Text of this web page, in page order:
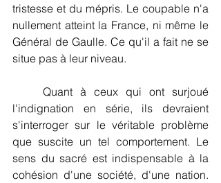
tristesse et du mépris. Le coupable n'a
nullement atteint la France, ni même le
Général de Gaulle. Ce qu'il a fait ne se
situe pas à leur niveau.
l'indignation en série, ils devraient
s'interroger sur le véritable problème
que suscite un tel comportement. Le
sens du sacré est indispensable à la
cohésion d'une société, d'une nation.